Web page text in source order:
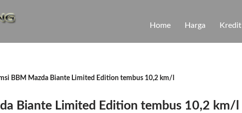
Home Harga Kredit
BBM Mazda Biante Limited Edition tembus 10,2 km/l
Biante Limited Edition tembus 10,2 km/l